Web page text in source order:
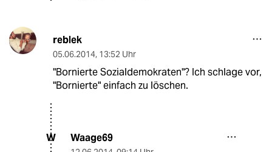
reblek
05.06.2014, 13:52 Uhr
"Bornierte Sozialdemokraten"? Ich schlage vor,
"Bornierte" einfach zu löschen.
W Waage69